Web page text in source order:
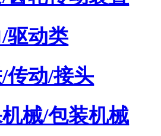
驱动类
传动/接头
械/包装机械